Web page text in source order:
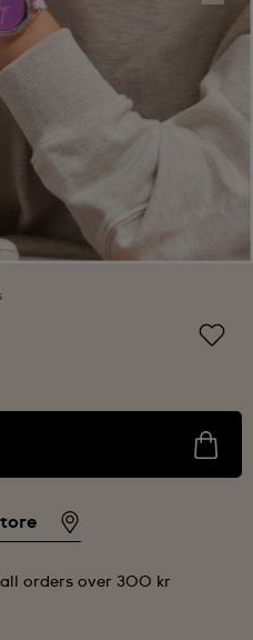
orders over 300 kr